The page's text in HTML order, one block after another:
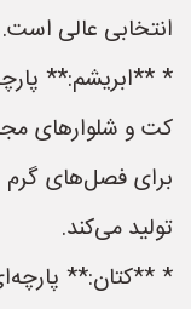
انتخابی عالی است.
* **ابریشم:**
کت و شلوارهای
برای فصل‌های گرم
تولید می‌کند.
* **کتان:**